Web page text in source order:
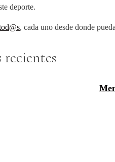
deporte.
, cada uno desde donde